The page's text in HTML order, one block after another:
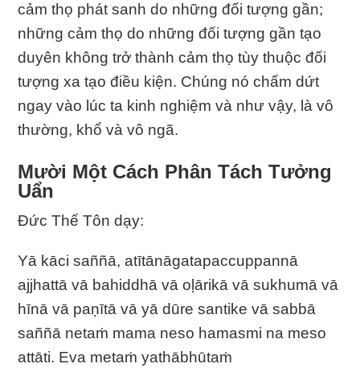
cảm thọ phát sanh do những đối tượng gần;
những cảm thọ do những đối tượng gần tạo
duyên không trở thành cảm thọ tùy thuộc đối
tượng xa tạo điều kiện. Chúng nó chấm dứt
ngay vào lúc ta kinh nghiệm và như vậy, là vô
thường, khổ và vô ngã.
Mười Một Cách Phân Tách Tưởng
Uẩn
Ðức Thế Tôn dạy:
Yā kāci saññā, atītānāgatapaccuppannā
ajjhattā vā bahiddhā vā oḷārikā vā sukhumā vā
hīnā vā paṇītā vā yā dūre santike vā sabbā
saññā netaṁ mama neso hamasmi na meso
attāti. Eva metaṁ yathābhūtaṁ